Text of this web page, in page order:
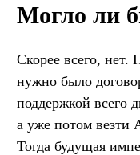
Могло ли
Скорее всего, нет.
нужно было
поддержкой всего
а уже потом везти
Тогда будущая